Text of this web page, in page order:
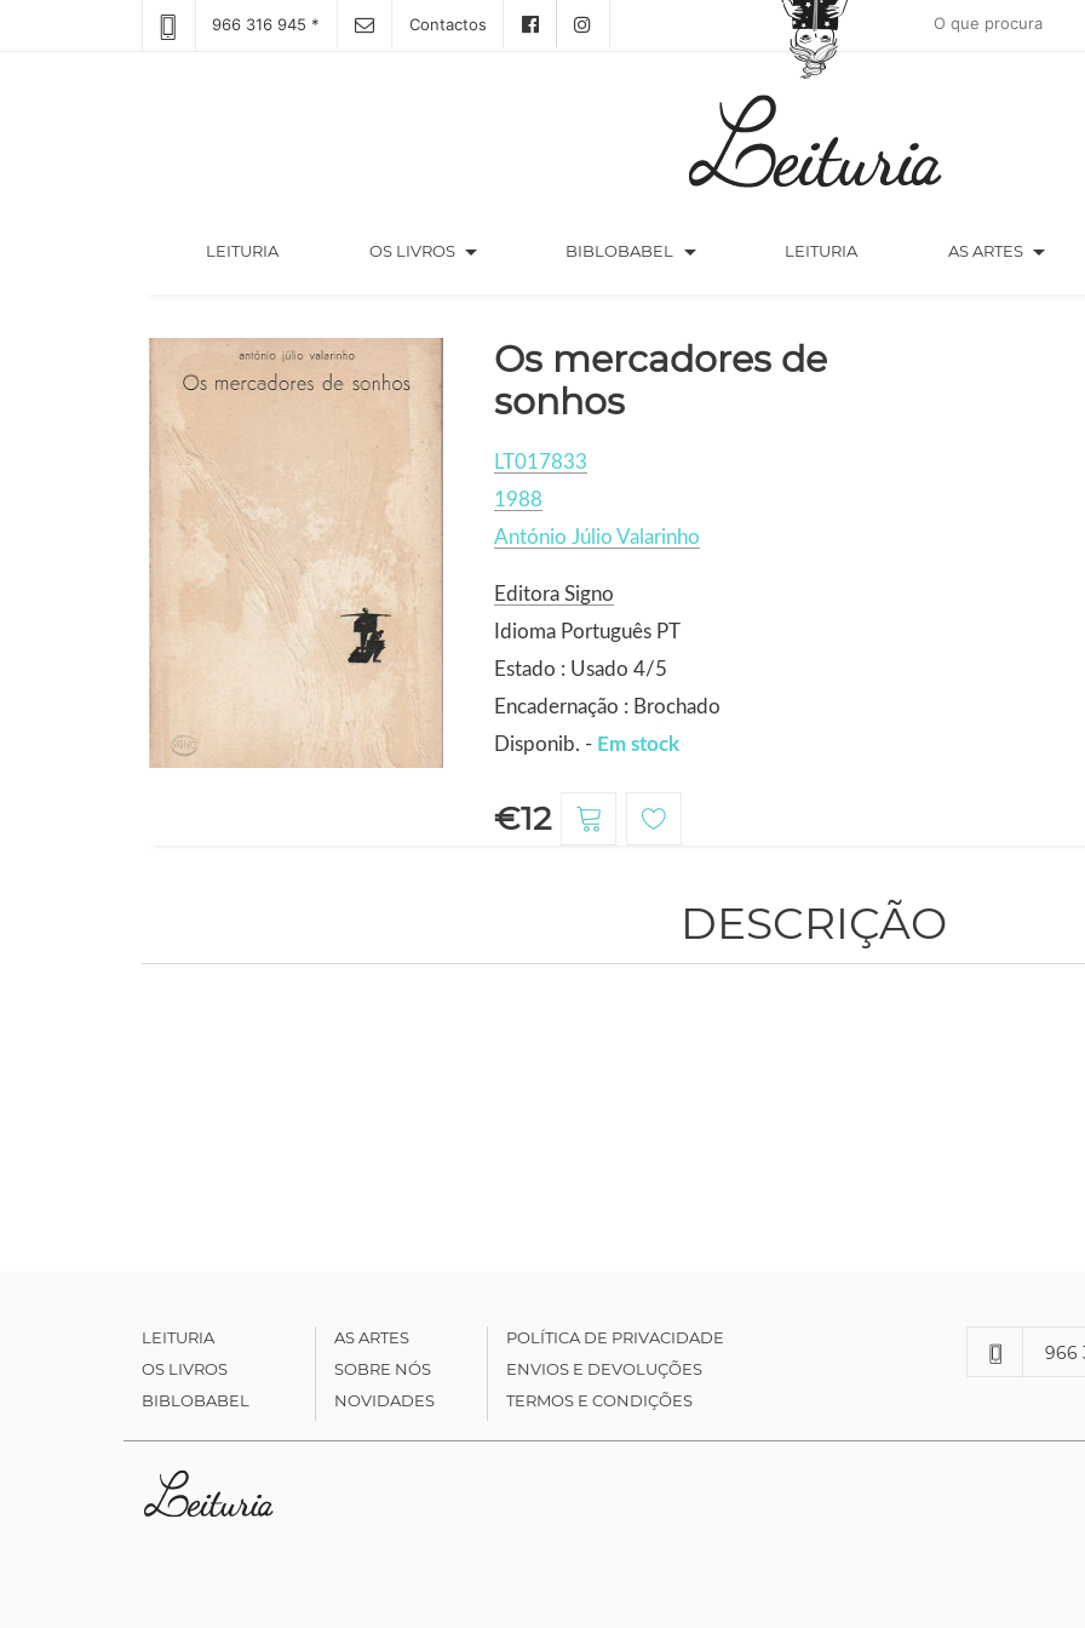
966 316 945 * Contactos
LEITURIA(CURRENT) OS LIVROS arrow_drop_down BIBLOBABEL arrow_drop_down LEITURIA AS ARTES arrow_drop_down
Os mercadores de
sonhos
LT017833
1988
António Júlio Valarinho
Editora Signo
Idioma Português PT
Estado : Usado 4/5
Encadernação : Brochado
Disponib. - Em stock
€12
DESCRIÇÃO
LEITURIA
OS LIVROS
BIBLOBABEL
AS ARTES
SOBRE NÓS
NOVIDADES
POLÍTICA DE PRIVACIDADE
ENVIOS E DEVOLUÇÕES
TERMOS E CONDIÇÕES
966